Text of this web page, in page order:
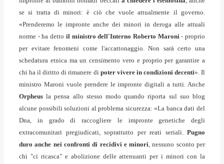
se si tratta di minori: è ciò che vuole attualmente il governo.
«Prenderemo le impronte anche dei minori in deroga alle attuali
norme - ha detto il ministro dell'Interno Roberto Maroni- proprio
per evitare fenomeni come l'accattonaggio. Non sarà certo una
schedatura etnica ma un censimento vero e proprio per garantire a
chi ha il diritto di rimanere di poter vivere in condizioni decenti». Il
ministro Maroni vuole prendere le impronte digitali a tutti. Anche
Orpheus la pensa allo stesso modo quando riporta sul suo blog
alcune possibili soluzioni al problema sicurezza: «La banca dati del
Dna, in grado di raccogliere le impronte genetiche degli
extracomunitari pregiudicati, soprattutto per reati seriali. Pugno
duro anche nei confronti di recidivi e minori, nessuno sconto per
chi "ci ricasca" e abolizione delle attenuanti per i minori con la